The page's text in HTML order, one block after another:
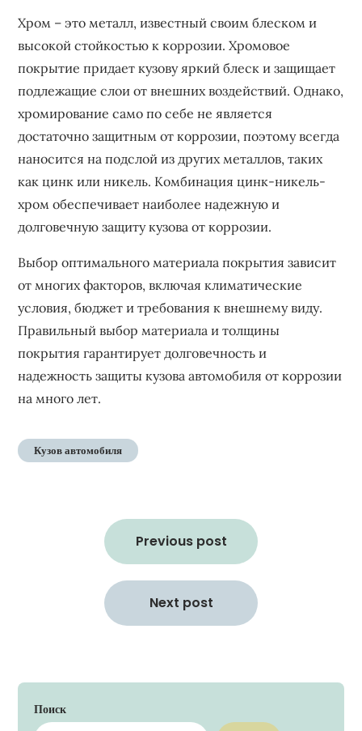
Хром – это металл‚ известный своим блеском и
высокой стойкостью к коррозии. Хромовое
покрытие придает кузову яркий блеск и защищает
подлежащие слои от внешних воздействий. Однако‚
хромирование само по себе не является
достаточно защитным от коррозии‚ поэтому всегда
наносится на подслой из других металлов‚ таких
как цинк или никель. Комбинация цинк-никель-
хром обеспечивает наиболее надежную и
долговечную защиту кузова от коррозии.
Выбор оптимального материала покрытия зависит
от многих факторов‚ включая климатические
условия‚ бюджет и требования к внешнему виду.
Правильный выбор материала и толщины
покрытия гарантирует долговечность и
надежность защиты кузова автомобиля от коррозии
на много лет.
Кузов автомобиля
Previous post
Next post
Поиск